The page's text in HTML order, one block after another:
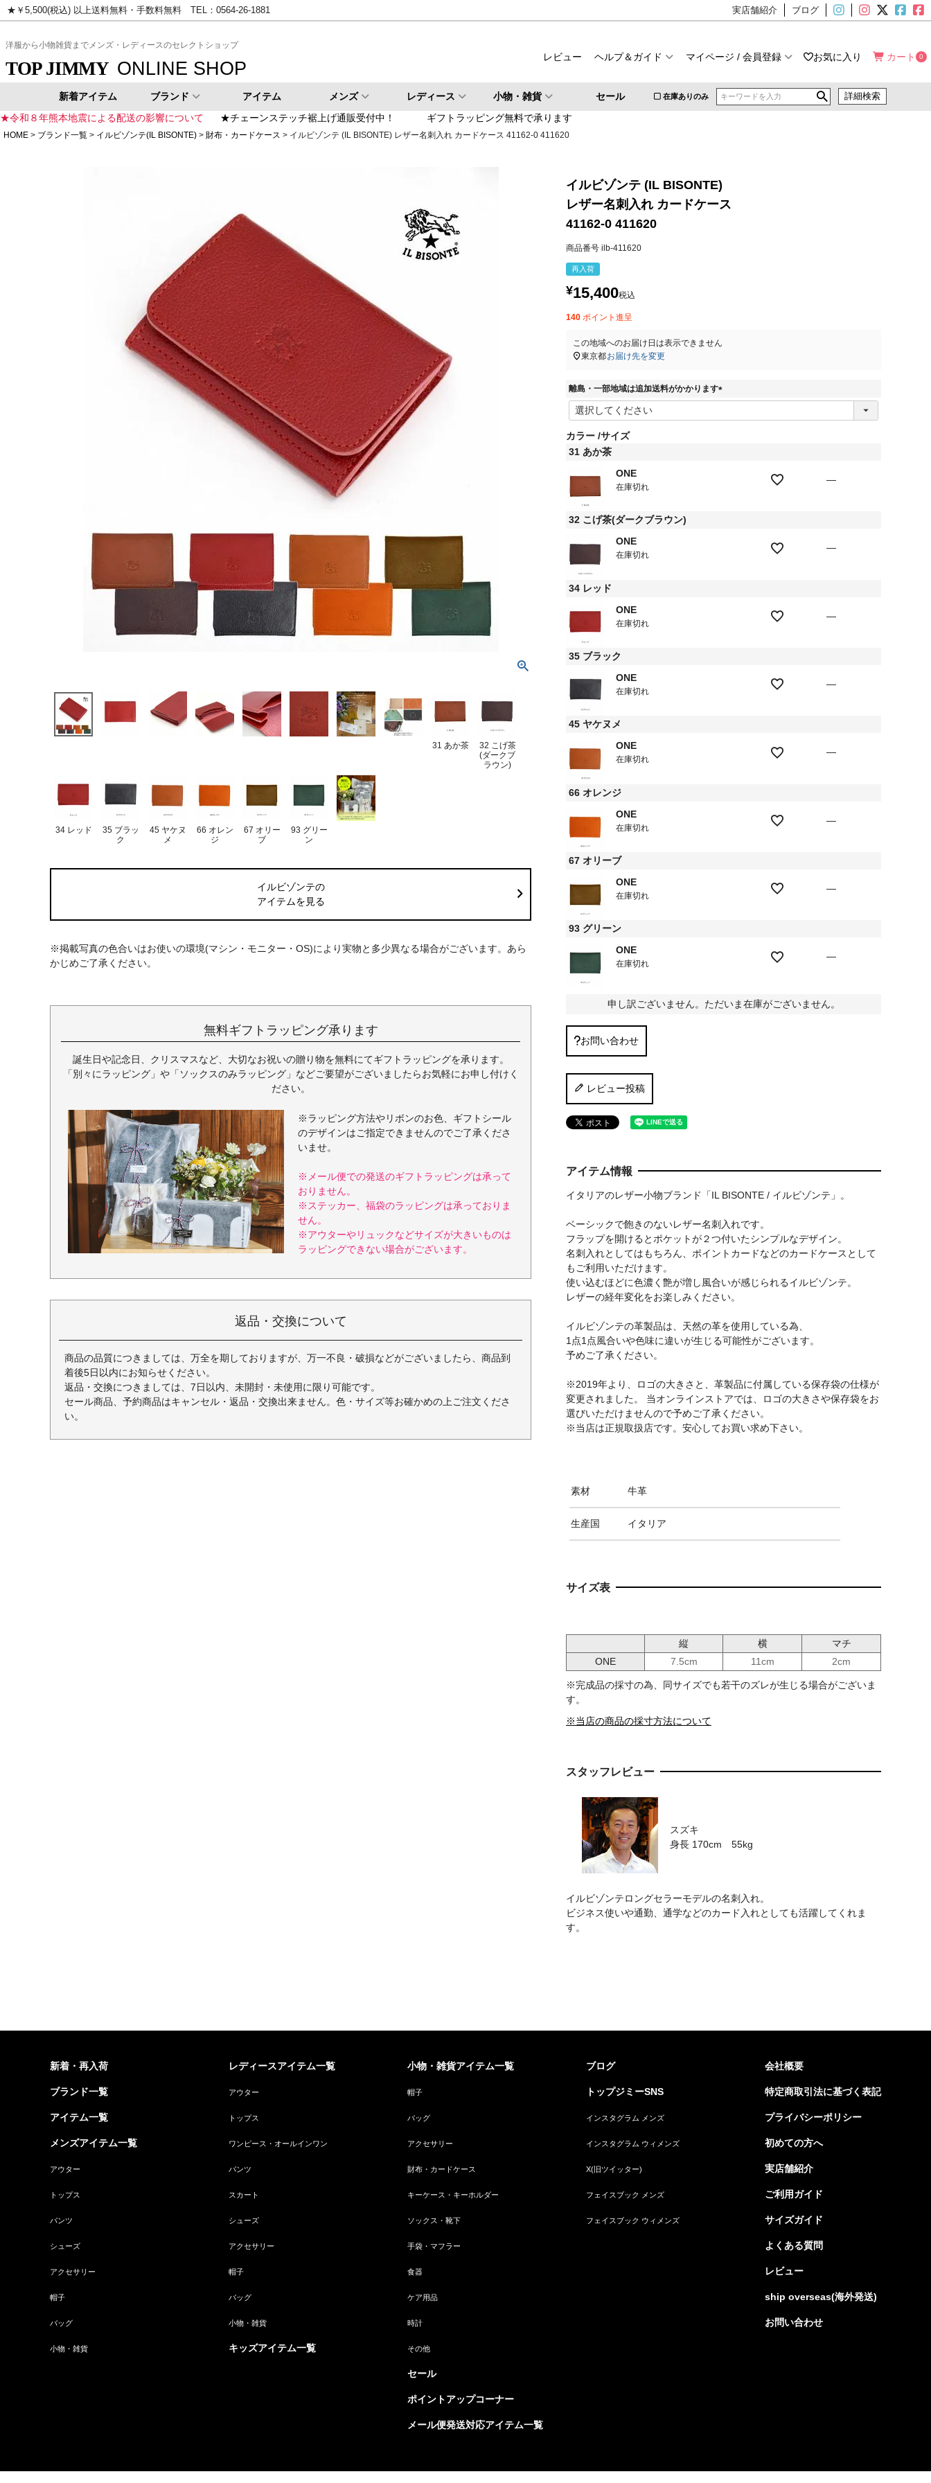
★￥5,500(税込) 以上送料無料・手数料無料 TEL：0564-26-1881 実店舗紹介 ブログ
洋服から小物雑貨までメンズ・レディースのセレクトショップ
TOP JIMMY ONLINE SHOP
レビュー ヘルプ＆ガイド マイページ / 会員登録 お気に入り カート 0
新着アイテム ブランド アイテム メンズ レディース 小物・雑貨 セール 在庫ありのみ 詳細検索
ピンク
イエロー ゴールド
★令和８年熊本地震による配送の影響について ★チェーンステッチ裾上げ通販受付中！ ギフトラッピング無料で承ります
HOME ブランド一覧 イルビゾンテ(IL BISONTE) 財布・カードケース イルビゾンテ (IL BISONTE) レザー名刺入れ カードケース 41162-0 411620
31 あか茶
32 こげ茶
(ダークブ
ラウン)
34 レッド
35 ブラッ
ク
45 ヤケヌ
メ
66 オレン
ジ
67 オリー
ブ
93 グリー
ン
イルビゾンテの
アイテムを見る
※掲載写真の色合いはお使いの環境(マシン・モニター・OS)により実物と多少異なる場合がございます。あら
かじめご了承ください。
無料ギフトラッピング承ります
誕生日や記念日、クリスマスなど、大切なお祝いの贈り物を無料にてギフトラッピングを承ります。
「別々にラッピング」や「ソックスのみラッピング」などご要望がございましたらお気軽にお申し付けく
ださい。
※ラッピング方法やリボンのお色、ギフトシール
のデザインはご指定できませんのでご了承くださ
いませ。
※メール便での発送のギフトラッピングは承って
おりません。
※ステッカー、福袋のラッピングは承っておりま
せん。
※アウターやリュックなどサイズが大きいものは
ラッピングできない場合がございます。
返品・交換について
商品の品質につきましては、万全を期しておりますが、万一不良・破損などがございましたら、商品到
着後5日以内にお知らせください。
返品・交換につきましては、7日以内、未開封・未使用に限り可能です。
セール商品、予約商品はキャンセル・返品・交換出来ません。色・サイズ等お確かめの上ご注文くださ
い。
イルビゾンテ (IL BISONTE)
レザー名刺入れ カードケース
41162-0 411620
商品番号 ilb-411620
再入荷
¥15,400税込
140 ポイント進呈
この地域へのお届け日は表示できません
東京都お届け先を変更
離島・一部地域は追加送料がかかります
(
カラー サイズ
31 あか茶
ONE
在庫切れ
—
32 こげ茶(ダークブラウン)
ONE
在庫切れ
—
34 レッド
ONE
在庫切れ
—
35 ブラック
ONE
在庫切れ
—
45 ヤケヌメ
ONE
在庫切れ
—
66 オレンジ
ONE
在庫切れ
—
67 オリーブ
ONE
在庫切れ
—
93 グリーン
ONE
在庫切れ
—
申し訳ございません。ただいま在庫がございません。
お問い合わせ
レビュー投稿
アイテム情報
イタリアのレザー小物ブランド「IL BISONTE / イルビゾンテ」。
ベーシックで飽きのないレザー名刺入れです。
フラップを開けるとポケットが２つ付いたシンプルなデザイン。
名刺入れとしてはもちろん、ポイントカードなどのカードケースとして
もご利用いただけます。
使い込むほどに色濃く艶が増し風合いが感じられるイルビゾンテ。
レザーの経年変化をお楽しみください。
イルビゾンテの革製品は、天然の革を使用している為、
1点1点風合いや色味に違いが生じる可能性がございます。
予めご了承ください。
※2019年より、ロゴの大きさと、革製品に付属している保存袋の仕様が
変更されました。 当オンラインストアでは、ロゴの大きさや保存袋をお
選びいただけませんので予めご了承ください。
※当店は正規取扱店です。安心してお買い求め下さい。
素材 牛革
生産国 イタリア
サイズ表
縦 横
マチ
ONE
7.5cm 11cm 2cm
※完成品の採寸の為、同サイズでも若干のズレが生じる場合がございま
す。
※当店の商品の採寸方法について
スタッフレビュー
スズキ
身長 170cm 55kg
イルビゾンテロングセラーモデルの名刺入れ。
ビジネス使いや通勤、通学などのカード入れとしても活躍してくれま
す。
新着・再入荷
ブランド一覧
アイテム一覧
メンズアイテム一覧
アウター
トップス
パンツ
シューズ
アクセサリー
帽子
バッグ
小物・雑貨
レディースアイテム一覧
アウター
トップス
ワンピース・オールインワン
パンツ
スカート
シューズ
アクセサリー
帽子
バッグ
小物・雑貨
キッズアイテム一覧
小物・雑貨アイテム一覧
帽子
バッグ
アクセサリー
財布・カードケース
キーケース・キーホルダー
ソックス・靴下
手袋・マフラー
食器
ケア用品
時計
その他
セール
ポイントアップコーナー
メール便発送対応アイテム一覧
ブログ
トップジミーSNS
インスタグラム メンズ
インスタグラム ウィメンズ
X(旧ツイッター)
フェイスブック メンズ
フェイスブック ウィメンズ
会社概要
特定商取引法に基づく表記
プライバシーポリシー
初めての方へ
実店舗紹介
ご利用ガイド
サイズガイド
よくある質問
レビュー
ship overseas(海外発送)
お問い合わせ